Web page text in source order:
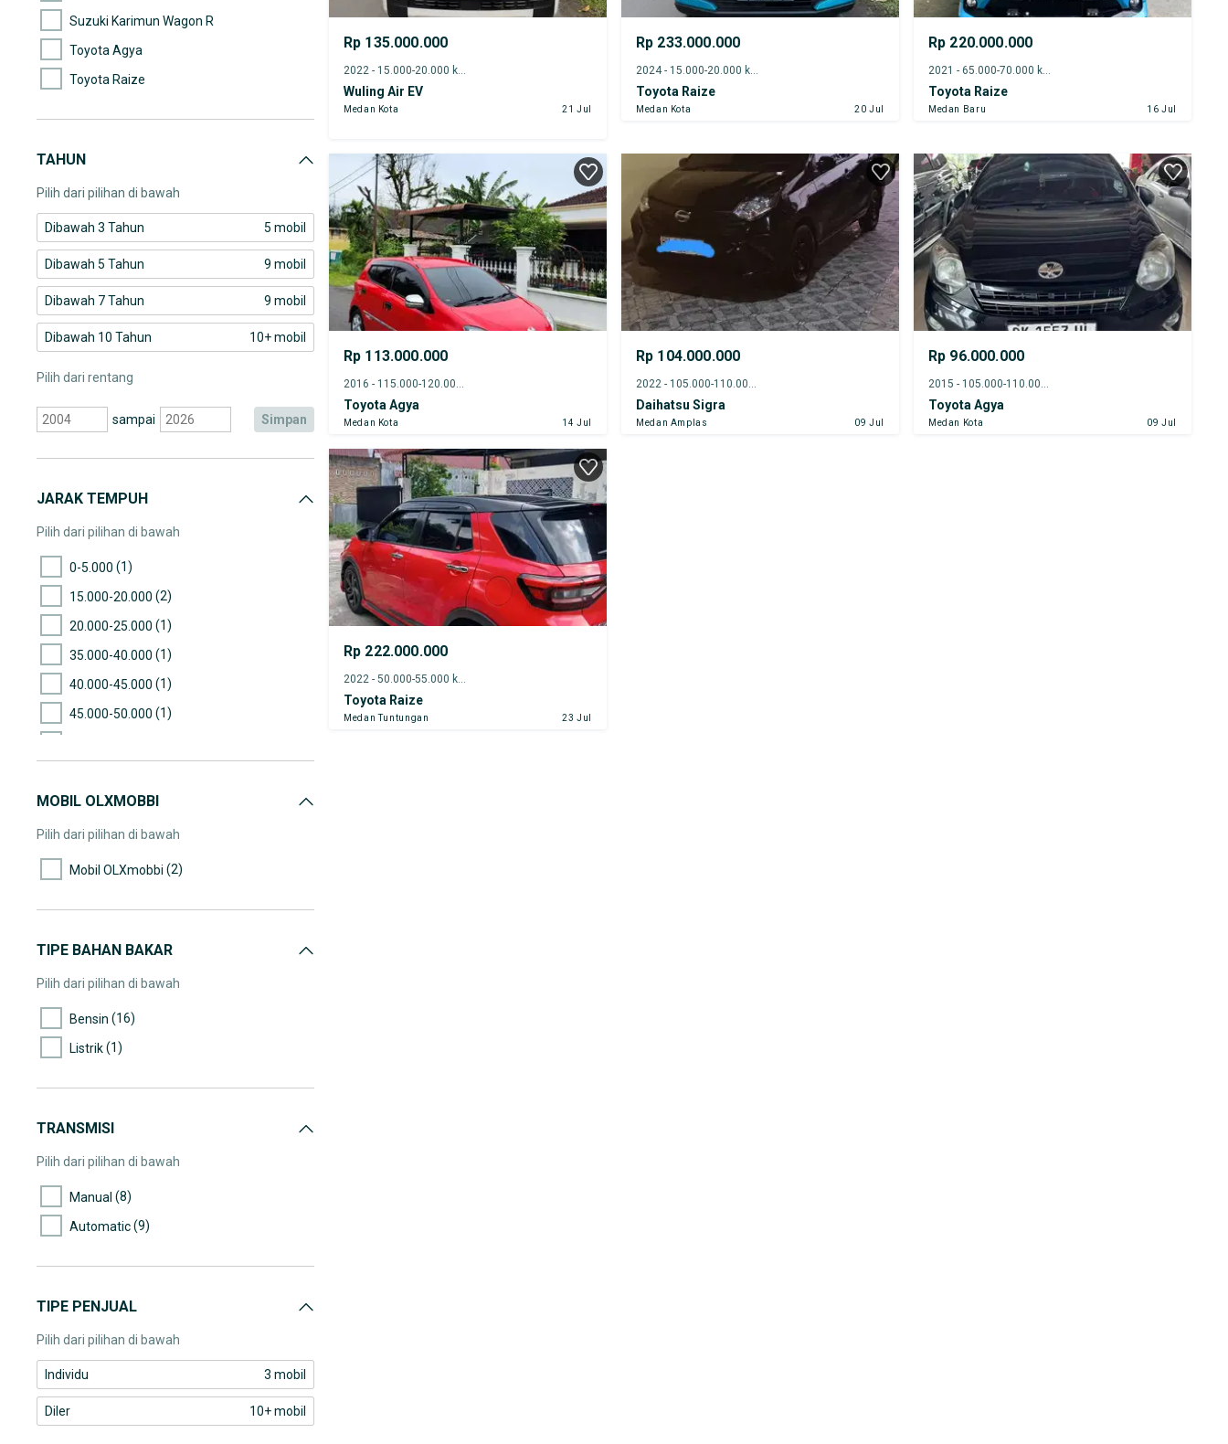
Suzuki Karimun Wagon R
Toyota Agya
Toyota Raize
TAHUN
Pilih dari pilihan di bawah
Dibawah 3 Tahun 5 mobil
Dibawah 5 Tahun 9 mobil
Dibawah 7 Tahun 9 mobil
Dibawah 10 Tahun 10+ mobil
Pilih dari rentang
sampai simpan
JARAK TEMPUH
Pilih dari pilihan di bawah
0-5.000 (1)
15.000-20.000 (2)
20.000-25.000 (1)
35.000-40.000 (1)
40.000-45.000 (1)
45.000-50.000 (1)
65.000-70.000
90.000-95.000(1)
MOBIL OLXMOBBI
Pilih dari pilihan di bawah
Mobil OLXmobbi (2)
TIPE BAHAN BAKAR
Pilih dari pilihan di bawah
Bensin (16)
Listrik(1)
TRANSMISI
Pilih dari pilihan di bawah
Manual (8)
Automatic(9)
TIPE PENJUAL
Pilih dari pilihan di bawah
Individu 3 mobil
Diler 10+ mobil
Rp 135.000.000
2022 - 15.000-20.000 km
Wuling Air EV
Medan Kota 21 Jul
Rp 233.000.000
2024 - 15.000-20.000 km
Toyota Raize
Medan Kota 20 Jul
Rp 220.000.000
2021 - 65.000-70.000 km
Toyota Raize
Medan Baru 16 Jul
Rp 113.000.000
Toyota Agya
Medan Kota 14 Jul
Rp 104.000.000
Daihatsu Sigra
Medan Amplas 09 Jul
Rp 96.000.000
Toyota Agya
Medan Kota 09 Jul
Rp 222.000.000
Toyota Raize
Medan Tuntungan 23 Jul